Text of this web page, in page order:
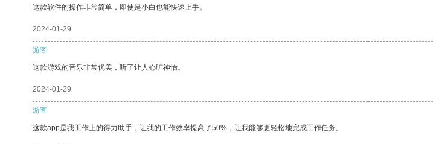
这款软件的操作非常简单，即使是小白也能快速上手。
2024-01-29
游客
这款游戏的音乐非常优美，听了让人心旷神怡。
2024-01-29
游客
这款app是我工作上的得力助手，让我的工作效率提高了50%，让我能够更轻松地完成工作任务。